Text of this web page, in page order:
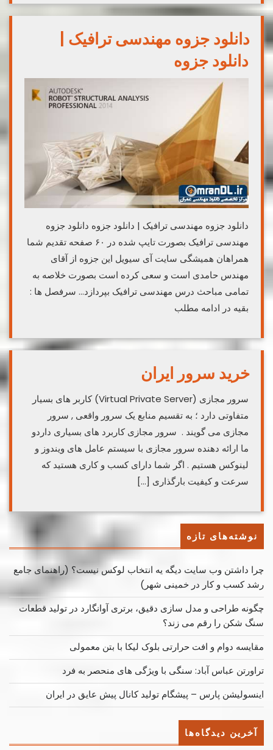
دانلود جزوه مهندسی ترافیک |
دانلود جزوه
دانلود جزوه مهندسی ترافیک | دانلود جزوه دانلود جزوه
مهندسی ترافیک بصورت تایپ شده در ۶۰ صفحه تقدیم شما
همراهان همیشگی سایت آی سیویل این جزوه از آقای
مهندس حامدی است و سعی کرده است بصورت خلاصه به
تمامی مباحث درس مهندسی ترافیک بپردازد… سرفصل ها :
بقیه در ادامه مطلب
خرید سرور ایران
سرور مجازی (Virtual Private Server) کاربر های بسیار
متفاوتی دارد ؛ به تقسیم منابع یک سرور واقعی , سرور
مجازی می گویند . سرور مجازی کاربرد های بسیاری داردو
ما ارائه دهنده سرور مجازی با سیستم عامل های ویندوز و
لینوکس هستیم . اگر شما دارای کسب و کاری هستید که
سرعت و کیفیت بارگذاری […]
نوشته‌های تازه
چرا داشتن وب سایت دیگه یه انتخاب لوکس نیست؟ (راهنمای جامع
رشد کسب ‌و کار در خمینی ‌شهر)
چگونه طراحی و مدل سازی دقیق، برتری آوانگارد در تولید قطعات
سنگ شکن را رقم می زند؟
مقایسه دوام و افت حرارتی بلوک لیکا با بتن معمولی
تراورتن عباس آباد: سنگی با ویژگی های منحصر به فرد
اینسولیشن پارس – پیشگام تولید کانال پیش عایق در ایران
آخرین دیدگاه‌ها